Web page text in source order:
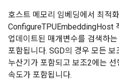
호스트 메모리 임베딩에서 최적
ConfigureTPUEmbeddingHost
업데이트된 매개변수를 검색하
포함됩니다. SGD의 경우 모든
누산기가 포함되고 보조2에는
속도가 포함됩니다.